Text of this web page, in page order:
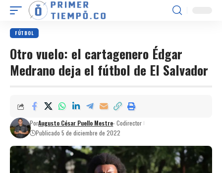
FÚTBOL
Otro vuelo: el cartagenero Édgar
Medrano deja el fútbol de El Salvador
PorAugusto César Puello Mestre- Codirector
Publicado 5 de diciembre de 2022